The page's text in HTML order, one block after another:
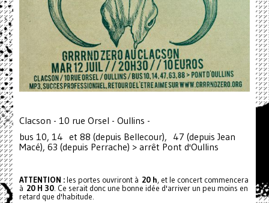
Clacson - 10 rue Orsel - Oullins -
bus 10, 14 et 88 (depuis Bellecour), 47 (depuis Jean
Macé), 63 (depuis Perrache) > arrêt Pont d'Oullins
ATTENTION :les portes ouvriront à 20 h, et le concert commencera
à 20 H 30. Ce serait donc une bonne idée d'arriver un peu moins en
retard que d'habitude.